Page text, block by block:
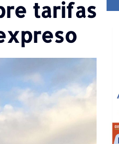
tarifas